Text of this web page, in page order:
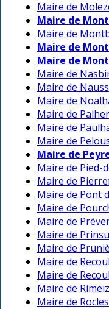
Maire de
Maire de
Maire de
Maire de
Maire de
Maire de
Maire de
Maire de
Maire de
Maire de
Maire de
Maire de
Maire de Pied-
Maire de
Maire de Pont
Maire de
Maire de
Maire de
Maire de
Maire de
Maire de
Maire de
Maire de Rocles